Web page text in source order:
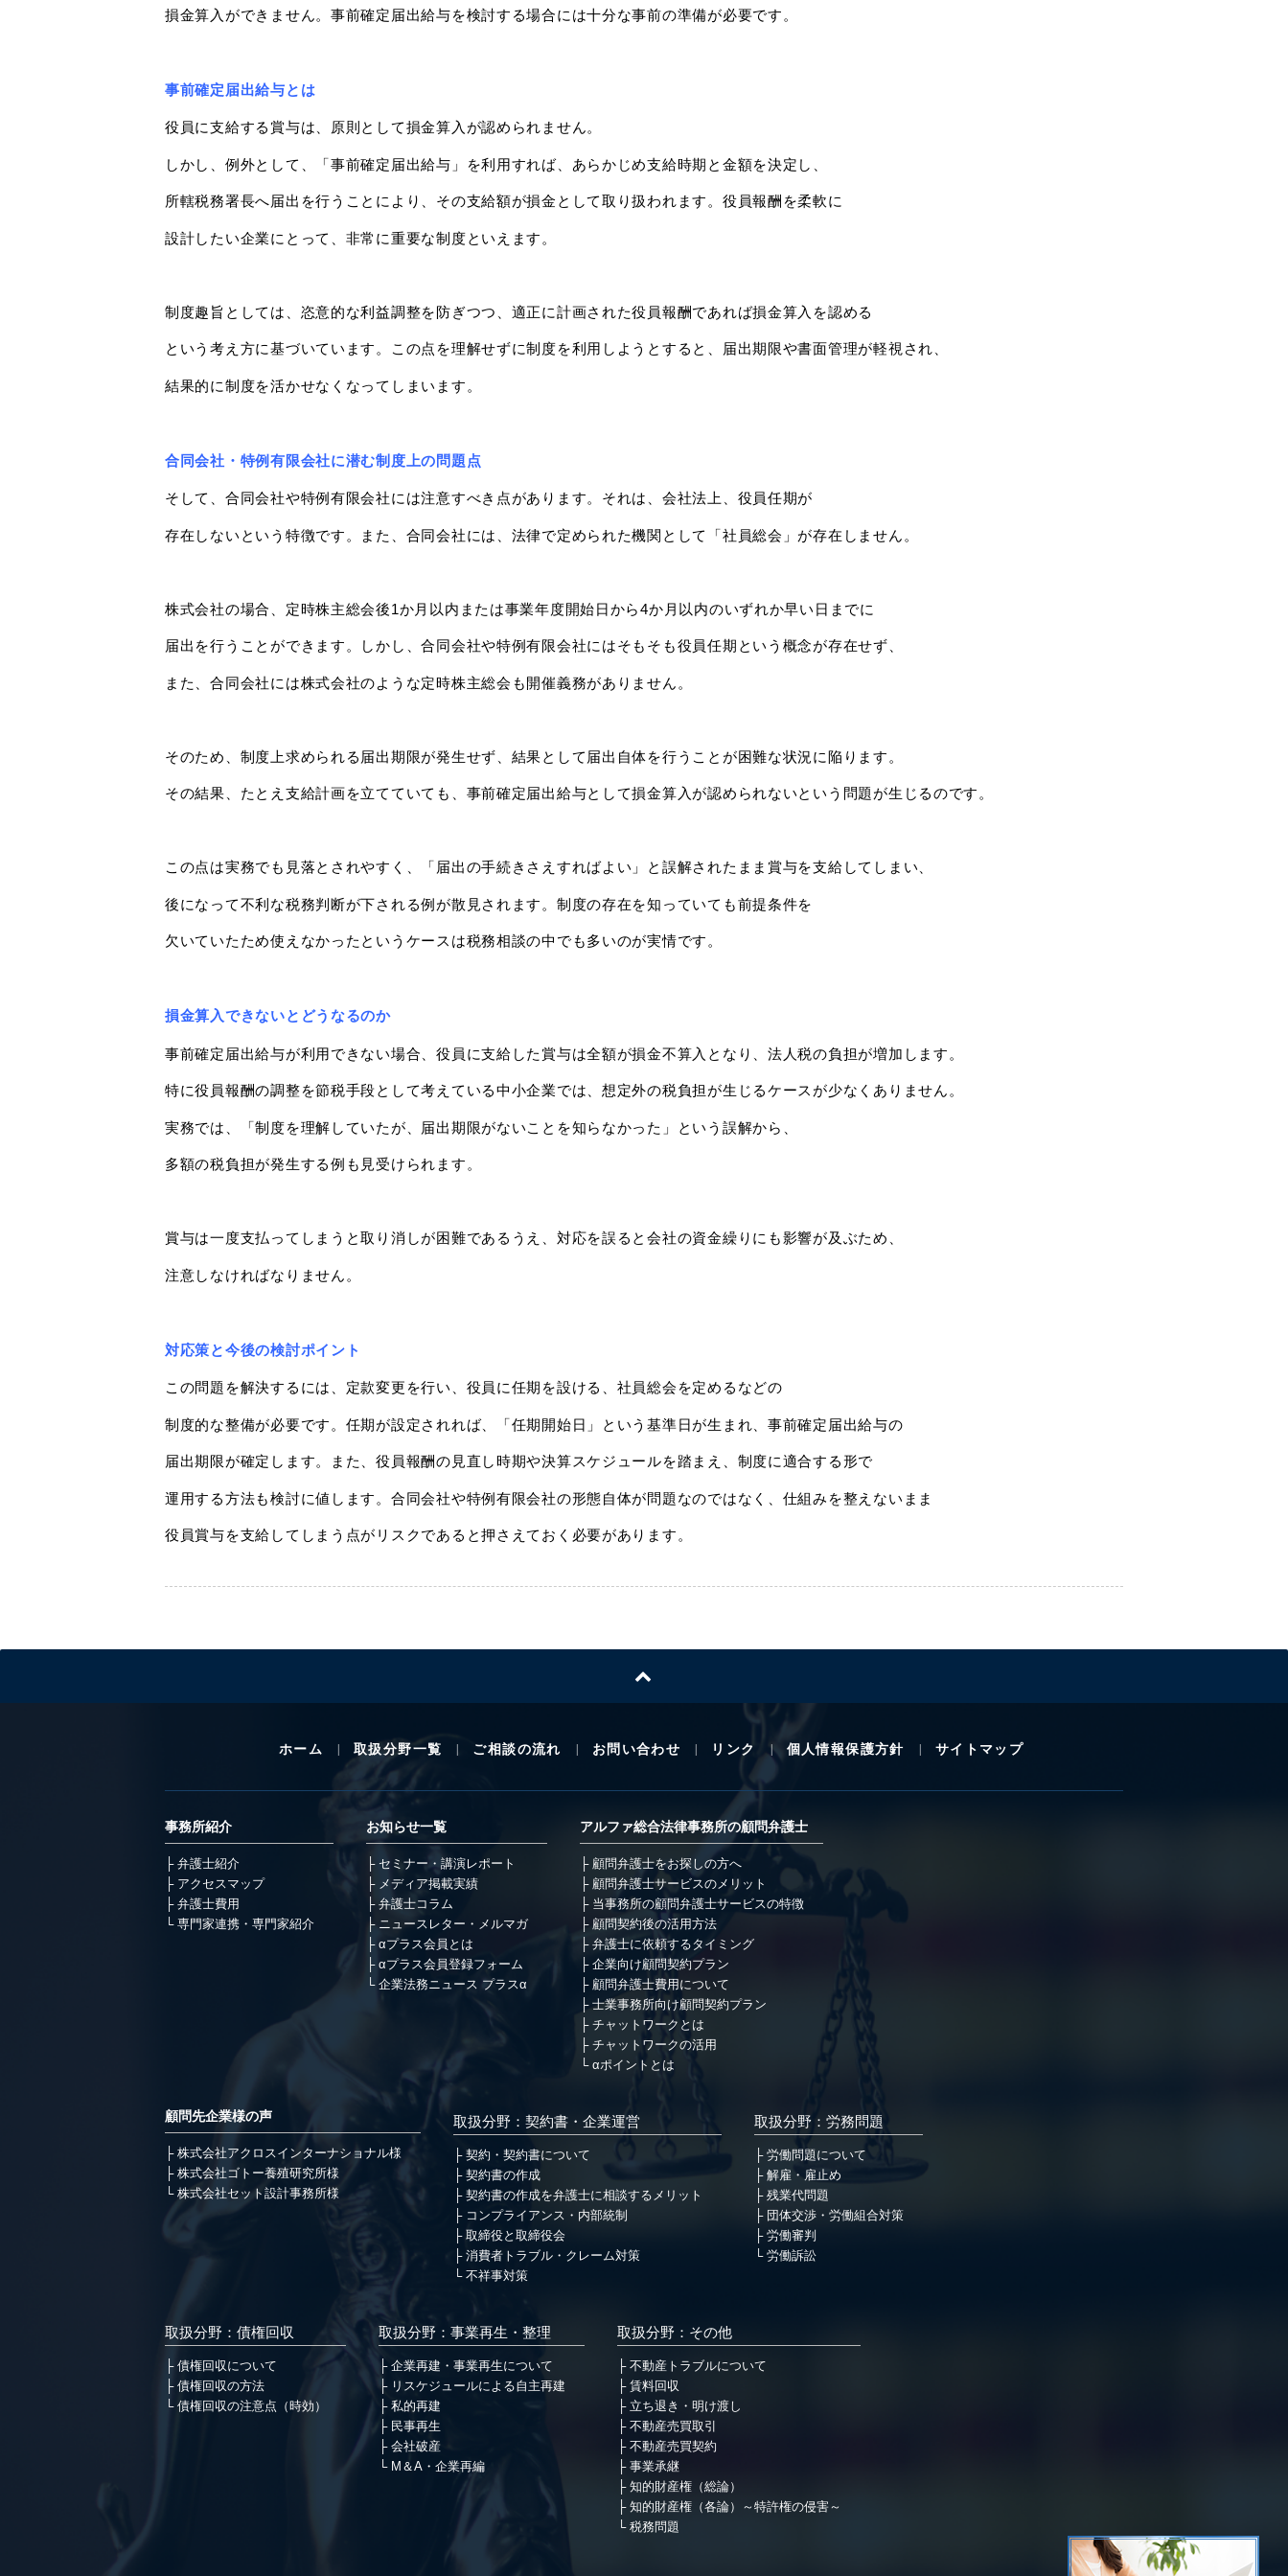
損金算入ができません。事前確定届出給与を検討する場合には十分な事前の準備が必要です。
事前確定届出給与とは
役員に支給する賞与は、原則として損金算入が認められません。
しかし、例外として、「事前確定届出給与」を利用すれば、あらかじめ支給時期と金額を決定し、
所轄税務署長へ届出を行うことにより、その支給額が損金として取り扱われます。役員報酬を柔軟に
設計したい企業にとって、非常に重要な制度といえます。
制度趣旨としては、恣意的な利益調整を防ぎつつ、適正に計画された役員報酬であれば損金算入を認める
という考え方に基づいています。この点を理解せずに制度を利用しようとすると、届出期限や書面管理が軽視され、
結果的に制度を活かせなくなってしまいます。
合同会社・特例有限会社に潜む制度上の問題点
そして、合同会社や特例有限会社には注意すべき点があります。それは、会社法上、役員任期が
存在しないという特徴です。また、合同会社には、法律で定められた機関として「社員総会」が存在しません。
株式会社の場合、定時株主総会後1か月以内または事業年度開始日から4か月以内のいずれか早い日までに
届出を行うことができます。しかし、合同会社や特例有限会社にはそもそも役員任期という概念が存在せず、
また、合同会社には株式会社のような定時株主総会も開催義務がありません。
そのため、制度上求められる届出期限が発生せず、結果として届出自体を行うことが困難な状況に陥ります。
その結果、たとえ支給計画を立てていても、事前確定届出給与として損金算入が認められないという問題が生じるのです。
この点は実務でも見落とされやすく、「届出の手続きさえすればよい」と誤解されたまま賞与を支給してしまい、
後になって不利な税務判断が下される例が散見されます。制度の存在を知っていても前提条件を
欠いていたため使えなかったというケースは税務相談の中でも多いのが実情です。
損金算入できないとどうなるのか
事前確定届出給与が利用できない場合、役員に支給した賞与は全額が損金不算入となり、法人税の負担が増加します。
特に役員報酬の調整を節税手段として考えている中小企業では、想定外の税負担が生じるケースが少なくありません。
実務では、「制度を理解していたが、届出期限がないことを知らなかった」という誤解から、
多額の税負担が発生する例も見受けられます。
賞与は一度支払ってしまうと取り消しが困難であるうえ、対応を誤ると会社の資金繰りにも影響が及ぶため、
注意しなければなりません。
対応策と今後の検討ポイント
この問題を解決するには、定款変更を行い、役員に任期を設ける、社員総会を定めるなどの
制度的な整備が必要です。任期が設定されれば、「任期開始日」という基準日が生まれ、事前確定届出給与の
届出期限が確定します。また、役員報酬の見直し時期や決算スケジュールを踏まえ、制度に適合する形で
運用する方法も検討に値します。合同会社や特例有限会社の形態自体が問題なのではなく、仕組みを整えないまま
役員賞与を支給してしまう点がリスクであると押さえておく必要があります。
ホーム 取扱分野一覧 ご相談の流れ お問い合わせ リンク 個人情報保護方針 サイトマップ
事務所紹介
弁護士紹介
アクセスマップ
弁護士費用
専門家連携・専門家紹介
お知らせ一覧
セミナー・講演レポート
メディア掲載実績
弁護士コラム
ニュースレター・メルマガ
αプラス会員とは
αプラス会員登録フォーム
企業法務ニュース プラスα
アルファ総合法律事務所の顧問弁護士
顧問弁護士をお探しの方へ
顧問弁護士サービスのメリット
当事務所の顧問弁護士サービスの特徴
顧問契約後の活用方法
弁護士に依頼するタイミング
企業向け顧問契約プラン
顧問弁護士費用について
士業事務所向け顧問契約プラン
チャットワークとは
チャットワークの活用
αポイントとは
顧問先企業様の声
株式会社アクロスインターナショナル様
株式会社ゴトー養殖研究所様
株式会社セット設計事務所様
取扱分野：契約書・企業運営
契約・契約書について
契約書の作成
契約書の作成を弁護士に相談するメリット
コンプライアンス・内部統制
取締役と取締役会
消費者トラブル・クレーム対策
不祥事対策
取扱分野：労務問題
労働問題について
解雇・雇止め
残業代問題
団体交渉・労働組合対策
労働審判
労働訴訟
取扱分野：債権回収
債権回収について
債権回収の方法
債権回収の注意点（時効）
取扱分野：事業再生・整理
企業再建・事業再生について
リスケジュールによる自主再建
私的再建
民事再生
会社破産
M＆A・企業再編
取扱分野：その他
不動産トラブルについて
賃料回収
立ち退き・明け渡し
不動産売買取引
不動産売買契約
事業承継
知的財産権（総論）
知的財産権（各論）～特許権の侵害～
税務問題